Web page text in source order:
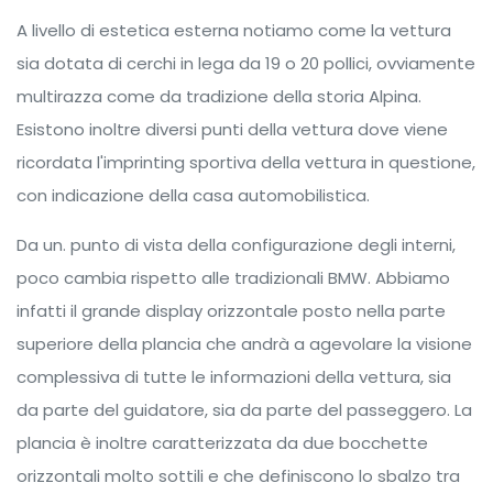
A livello di estetica esterna notiamo come la vettura
sia dotata di cerchi in lega da 19 o 20 pollici, ovviamente
multirazza come da tradizione della storia Alpina.
Esistono inoltre diversi punti della vettura dove viene
ricordata l'imprinting sportiva della vettura in questione,
con indicazione della casa automobilistica.
Da un. punto di vista della configurazione degli interni,
poco cambia rispetto alle tradizionali BMW. Abbiamo
infatti il grande display orizzontale posto nella parte
superiore della plancia che andrà a agevolare la visione
complessiva di tutte le informazioni della vettura, sia
da parte del guidatore, sia da parte del passeggero. La
plancia è inoltre caratterizzata da due bocchette
orizzontali molto sottili e che definiscono lo sbalzo tra